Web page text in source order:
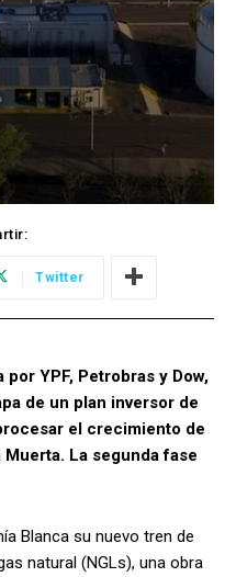
Twitter
YPF, Petrobras y Dow,
de un plan inversor de
el crecimiento de
La segunda fase
Blanca su nuevo tren de
natural (NGLs), una obra